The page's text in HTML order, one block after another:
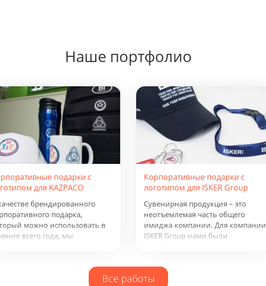
Наше портфолио
подарки с
для KAZPACO
брендированного
подарка,
можно использовать в
всего года, мы
Корпоративные подарки с
логотипом для ISKER Group
Сувенирная продукция – это
неотъемлемая часть общего
имиджа компании. Для компании
ISKER Group нами были
многое другое.
Все работы